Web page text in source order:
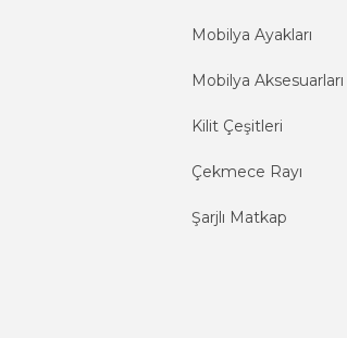
Mobilya Ayakları
Mobilya Aksesuarları
Kilit Çeşitleri
Çekmece Rayı
Şarjlı Matkap